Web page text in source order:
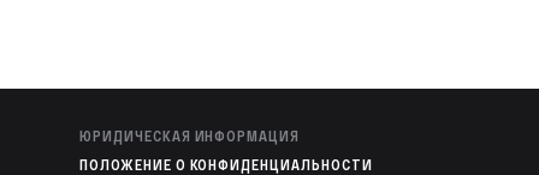
ЮРИДИЧЕСКАЯ ИНФОРМАЦИЯ
ПОЛОЖЕНИЕ О КОНФИДЕНЦИАЛЬНОСТИ